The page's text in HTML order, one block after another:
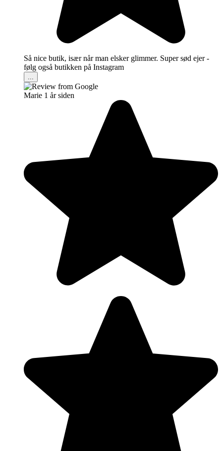
Så nice butik, især når man elsker glimmer. Super sød ejer -
følg også butikken på Instagram
Marie 1 år siden